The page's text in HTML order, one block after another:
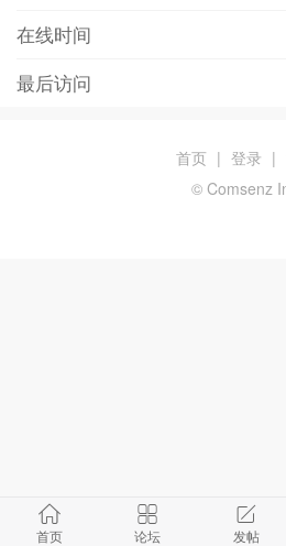
在线时间
最后访问
首页 论坛 发帖
首页 | 登录 |
© Comsenz